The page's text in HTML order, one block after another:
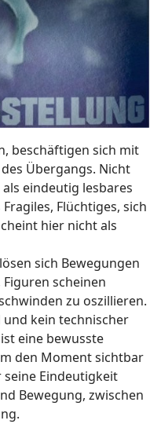
beschäftigen sich mit
Übergangs. Nicht
eindeutig lesbares
Flüchtiges, sich
hier nicht als
sich Bewegungen
scheinen
zu oszillieren.
und kein technischer
eine bewusste
den Moment sichtbar
Eindeutigkeit
Bewegung, zwischen